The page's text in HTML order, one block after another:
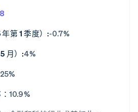
第 1 季度）:-0.7%
月）:4%
10.9%